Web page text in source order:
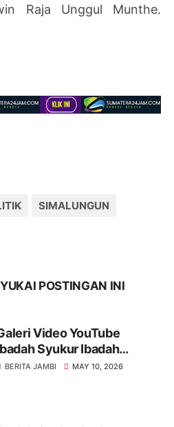
Raja Unggul Munthe.
SIMALUNGUN
POSTINGAN INI
Video YouTube
Syukur Ibadah
Pomparan Raja
BERITA JAMBI MAY 10, 2026